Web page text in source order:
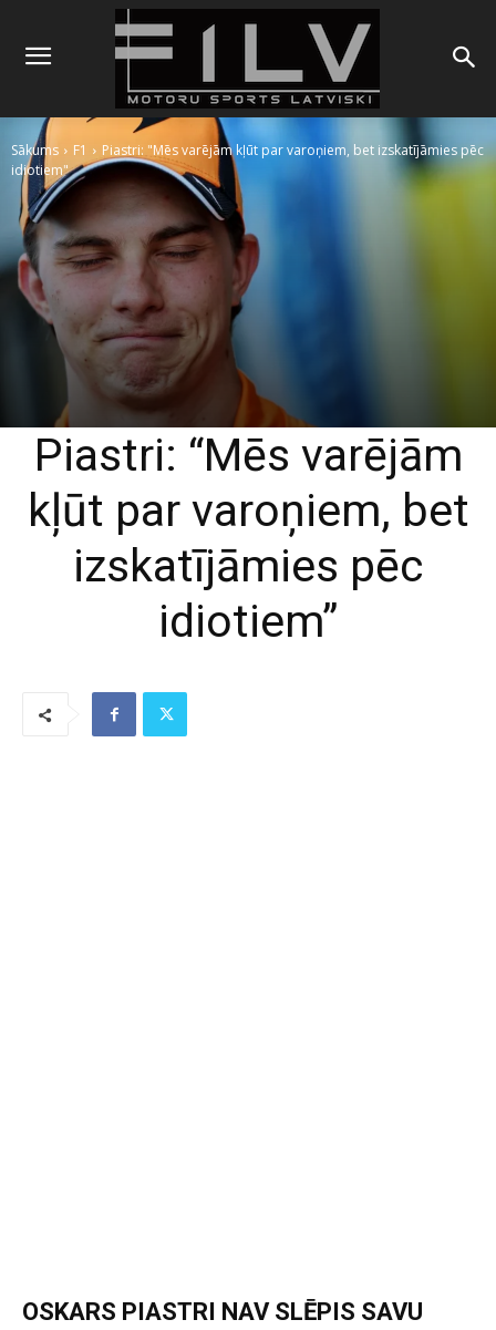
Sākums F1
Piastri: "Mēs varējām kļūt par varoņiem, bet izskatījāmies pēc
idiotiem"
Piastri: “Mēs varējām
kļūt par varoņiem, bet
izskatījāmies pēc
idiotiem”
OSKARS PIASTRI NAV SLĒPIS SAVU